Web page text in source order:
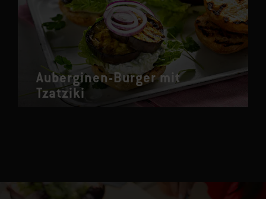
Auberginen-Burger mit
Tzatziki